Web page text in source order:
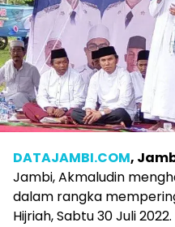
DATAJAMBI.COM,
Jambi, Akmaludin
dalam rangka
Hijriah, Sabtu 30 Juli 2022.